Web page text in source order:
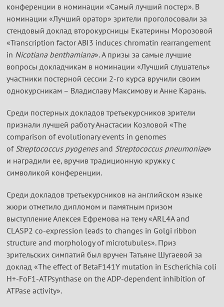
конференции в номинации «Самый лучший постер». В
номинации «Лучший оратор» зрители проголосовали за
стендовый доклад второкурсницы Екатерины Морозовой
«Transcription factor ABI3 induces chromatin rearrangement
in Nicotiana benthamiana». А призы за самые лучшие
вопросы докладчикам в номинации «Лучший слушатель»
участники постерной сессии 2-го курса вручили своим
однокурсникам – Владиславу Максимову и Анне Карань.
Среди постерных докладов третьекурсников зрители
признали лучшей работу Анастасии Козловой «The
comparison of evolutionary events in genomes
of Streptococcus pyogenesand Streptococcus pneumoniae»
и наградили ее, вручив традиционную кружку с
символикой конференции.
Среди докладов третьекурсников на английском языке
жюри отметило дипломом и памятным призом
выступление Алексея Ефремова на тему «ARL4A and
CLASP2 co-expression leads to changes in Golgi ribbon
structure and morphology of microtubules». Приз
зрительских симпатий был вручен Татьяне Шугаевой за
доклад «The effect of BetaF141Y mutation in Escherichia coli
H+-FoF1-ATPsynthase on the ADP-dependent inhibition of
ATPase activity».